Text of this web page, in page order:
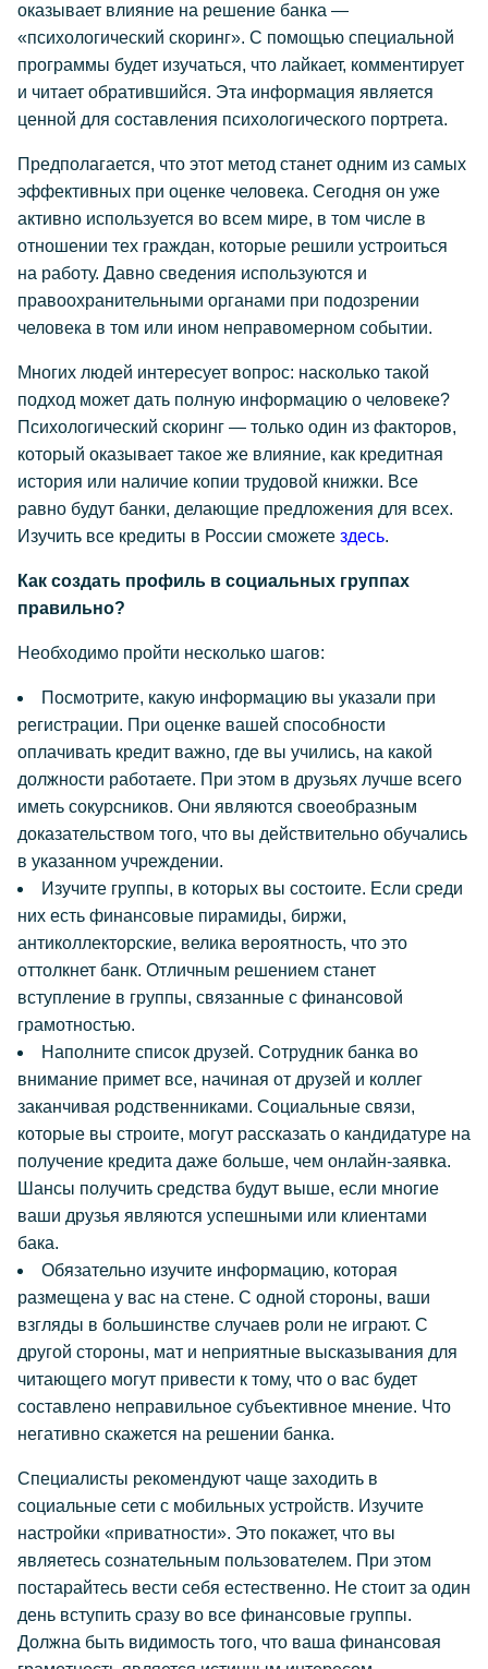
оказывает влияние на решение банка —
«психологический скоринг». С помощью специальной
программы будет изучаться, что лайкает, комментирует
и читает обратившийся. Эта информация является
ценной для составления психологического портрета.
Предполагается, что этот метод станет одним из самых
эффективных при оценке человека. Сегодня он уже
активно используется во всем мире, в том числе в
отношении тех граждан, которые решили устроиться
на работу. Давно сведения используются и
правоохранительными органами при подозрении
человека в том или ином неправомерном событии.
Многих людей интересует вопрос: насколько такой
подход может дать полную информацию о человеке?
Психологический скоринг — только один из факторов,
который оказывает такое же влияние, как кредитная
история или наличие копии трудовой книжки. Все
равно будут банки, делающие предложения для всех.
Изучить все кредиты в России сможете здесь.
Как создать профиль в социальных группах
правильно?
Необходимо пройти несколько шагов:
Посмотрите, какую информацию вы указали при
регистрации. При оценке вашей способности
оплачивать кредит важно, где вы учились, на какой
должности работаете. При этом в друзьях лучше всего
иметь сокурсников. Они являются своеобразным
доказательством того, что вы действительно обучались
в указанном учреждении.
Изучите группы, в которых вы состоите. Если среди
них есть финансовые пирамиды, биржи,
антиколлекторские, велика вероятность, что это
оттолкнет банк. Отличным решением станет
вступление в группы, связанные с финансовой
грамотностью.
Наполните список друзей. Сотрудник банка во
внимание примет все, начиная от друзей и коллег
заканчивая родственниками. Социальные связи,
которые вы строите, могут рассказать о кандидатуре на
получение кредита даже больше, чем онлайн-заявка.
Шансы получить средства будут выше, если многие
ваши друзья являются успешными или клиентами
бака.
Обязательно изучите информацию, которая
размещена у вас на стене. С одной стороны, ваши
взгляды в большинстве случаев роли не играют. С
другой стороны, мат и неприятные высказывания для
читающего могут привести к тому, что о вас будет
составлено неправильное субъективное мнение. Что
негативно скажется на решении банка.
Специалисты рекомендуют чаще заходить в
социальные сети с мобильных устройств. Изучите
настройки «приватности». Это покажет, что вы
являетесь сознательным пользователем. При этом
постарайтесь вести себя естественно. Не стоит за один
день вступить сразу во все финансовые группы.
Должна быть видимость того, что ваша финансовая